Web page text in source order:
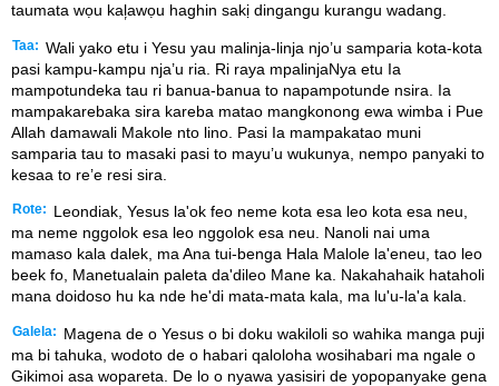
taumata wọu kal᷊awọu haghin sakị dingangu kurangu wadang.
Taa: Wali yako etu i Yesu yau malinja-linja njo’u samparia kota-kota
pasi kampu-kampu nja’u ria. Ri raya mpalinjaNya etu Ia
mampotundeka tau ri banua-banua to napampotunde nsira. Ia
mampakarebaka sira kareba matao mangkonong ewa wimba i Pue
Allah damawali Makole nto lino. Pasi Ia mampakatao muni
samparia tau to masaki pasi to mayu’u wukunya, nempo panyaki to
kesaa to re’e resi sira.
Rote:
Leondiak, Yesus la'ok feo neme kota esa leo kota esa neu,
ma neme nggolok esa leo nggolok esa neu. Nanoli nai uma
mamaso kala dalek, ma Ana tui-benga Hala Malole la'eneu, tao leo
beek fo, Manetualain paleta da'dileo Mane ka. Nakahahaik hataholi
mana doidoso hu ka nde he'di mata-mata kala, ma lu'u-la'a kala.
Galela:
Magena de o Yesus o bi doku wakiloli so wahika manga puji
ma bi tahuka, wodoto de o habari qaloloha wosihabari ma ngale o
Gikimoi asa wopareta. De lo o nyawa yasisiri de yopopanyake gena